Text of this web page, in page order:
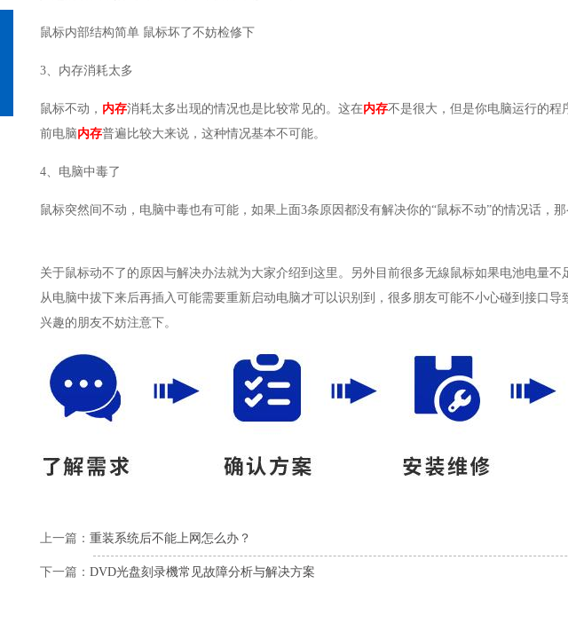
鼠标内部结构简单 鼠标坏了不妨检修下
3、内存消耗太多
鼠标不动， 内存消耗太多出现的情况也是比较常见的。这在内存不是很大，但是你电脑运行的程
前电脑内存普遍比较大来说，这种情况基本不可能。
4、电脑中毒了
鼠标突然间不动，电脑中毒也有可能，如果上面3条原因都没有解决你的“鼠标不动”的情况话，
关于鼠标动不了的原因与解决办法就为大家介绍到这里。另外目前很多无線鼠标如果电池电量
从电脑中拔下来后再插入可能需要重新启动电脑才可以识别到，很多朋友可能不小心碰到接口导
兴趣的朋友不妨注意下。
上一篇： 重装系统后不能上网怎么办？
下一篇： DVD光盘刻录機常见故障分析与解决方案